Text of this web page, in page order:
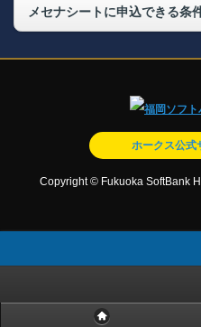
メセナシートに申込できる条
ホークス公式
Copyright © Fukuoka SoftBank